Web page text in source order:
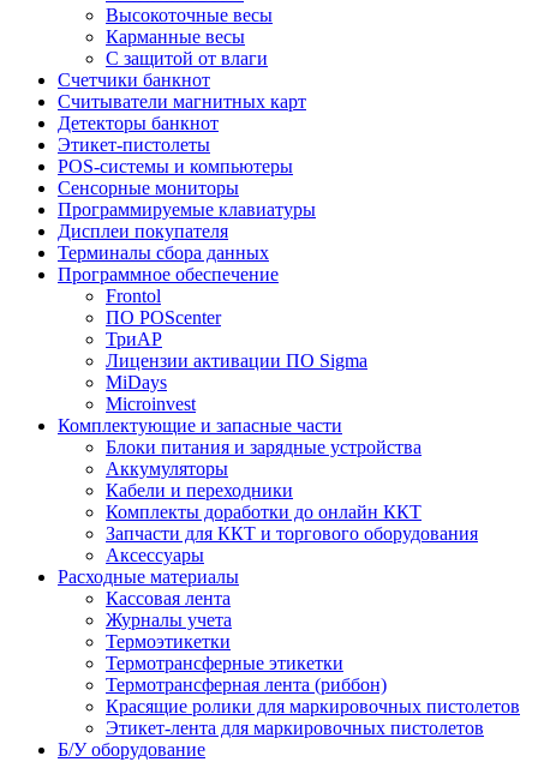
Высокоточные весы
Карманные весы
C защитой от влаги
Счетчики банкнот
Считыватели магнитных карт
Детекторы банкнот
Этикет-пистолеты
POS-системы и компьютеры
Сенсорные мониторы
Программируемые клавиатуры
Дисплеи покупателя
Терминалы сбора данных
Программное обеспечение
Frontol
ПО POScenter
ТриАР
Лицензии активации ПО Sigma
MiDays
Microinvest
Комплектующие и запасные части
Блоки питания и зарядные устройства
Аккумуляторы
Кабели и переходники
Комплекты доработки до онлайн ККТ
Запчасти для ККТ и торгового оборудования
Аксессуары
Расходные материалы
Кассовая лента
Журналы учета
Термоэтикетки
Термотрансферные этикетки
Термотрансферная лента (риббон)
Красящие ролики для маркировочных пистолетов
Этикет-лента для маркировочных пистолетов
Б/У оборудование